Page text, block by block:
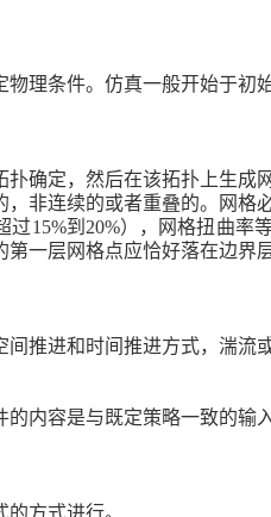
理条件。仿真一般开始于初
确定，然后在该拓扑上生成
非连续的或者重叠的。网格
过15%到 20%），网格扭曲率
一层网格点应恰好落在边界
推进和时间推进方式，湍流
内容是与既定策略一致的输
方式进行。